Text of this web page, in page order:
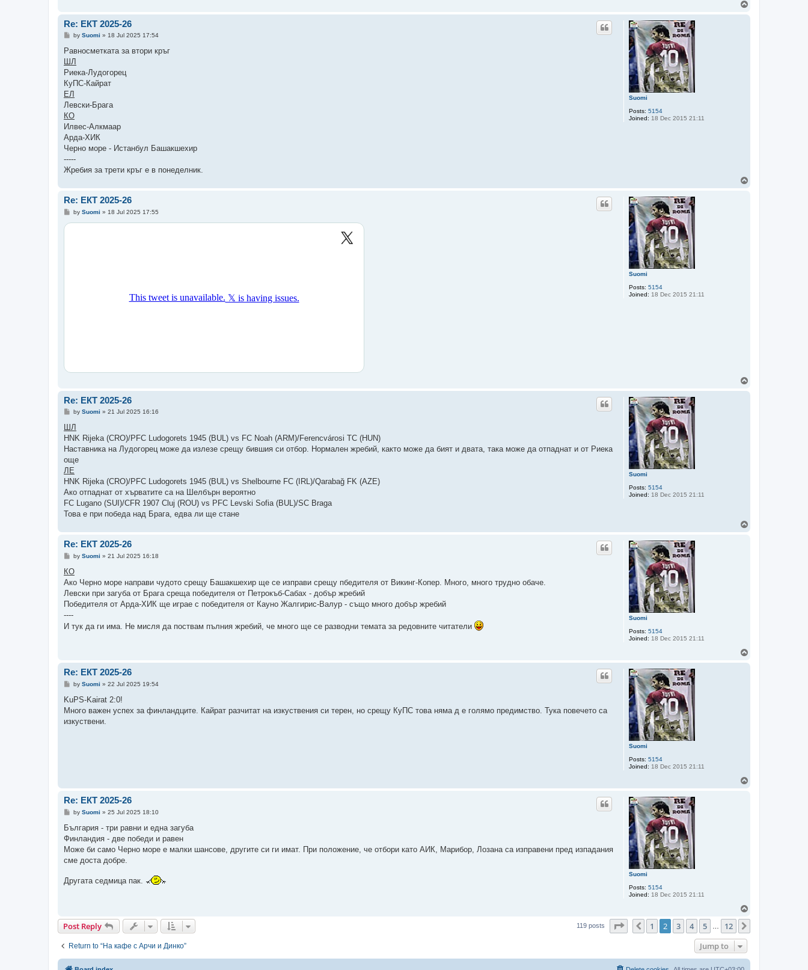
Suomi
Posts: 5154
Joined: 18 Dec 2015 21:11
Re: ЕКТ 2025-26
P
s
by Suomi » 18 Jul 2025 17:54
Равносметката за втори кръг
ШЛ
Риека-Лудогорец
КуПС-Кайрат
ЕЛ
Левски-Брага
КО
Илвес-Алкмаар
Арда-ХИК
Черно море - Истанбул Башакшехир
-----
Жребия за трети кръг е в понеделник.
Suomi
Posts: 5154
Joined: 18 Dec 2015 21:11
Re: ЕКТ 2025-26
Pby Suomi » 18 Jul 2025 17:55
Suomi
Posts: 5154
Joined: 18 Dec 2015 21:11
Re: ЕКТ 2025-26
P
s
t
by Suomi » 21 Jul 2025 16:16
ШЛ
HNK Rijeka (CRO)/PFC Ludogorets 1945 (BUL) vs FC Noah (ARM)/Ferencvárosi TC (HUN)
Наставника на Лудогорец може да излезе срещу бившия си отбор. Нормален жребий, както може да бият и двата, така може да отпаднат и от Риека
още
ЛЕ
HNK Rijeka (CRO)/PFC Ludogorets 1945 (BUL) vs Shelbourne FC (IRL)/Qarabağ FK (AZE)
Ако отпаднат от хърватите са на Шелбърн вероятно
FC Lugano (SUI)/CFR 1907 Cluj (ROU) vs PFC Levski Sofia (BUL)/SC Braga
Това е при победа над Брага, едва ли ще стане
Suomi
Posts: 5154
Joined: 18 Dec 2015 21:11
Re: ЕКТ 2025-26
P
s
t
by Suomi » 21 Jul 2025 16:18
КО
Ако Черно море направи чудото срещу Башакшехир ще се изправи срещу пбедителя от Викинг-Копер. Много, много трудно обаче.
Левски при загуба от Брага среща победителя от Петрокъб-Сабах - добър жребий
Победителя от Арда-ХИК ще играе с победителя от Кауно Жалгирис-Валур - също много добър жребий
----
И тук да ги има. Не мисля да поствам пълния жребий, че много ще се разводни темата за редовните читатели
Suomi
Posts: 5154
Joined: 18 Dec 2015 21:11
Re: ЕКТ 2025-26
P
s
by Suomi » 22 Jul 2025 19:54
KuPS-Kairat 2:0!
Много важен успех за финландците. Кайрат разчитат на изкуствения си терен, но срещу КуПС това няма д е голямо предимство. Тука повечето са
изкуствени.
Suomi
Posts: 5154
Joined: 18 Dec 2015 21:11
Re: ЕКТ 2025-26
P
s
by Suomi » 25 Jul 2025 18:10
България - три равни и една загуба
Финландия - две победи и равен
Може би само Черно море е малки шансове, другите си ги имат. При положение, че отбори като АИК, Марибор, Лозана са изправени пред изпадания
сме доста добре.
Другата седмица пак.
Post Reply 119 posts Page of 12
Previous
1 2 3 4 5 12
Return to “На кафе с Арчи и Динко” Jump to